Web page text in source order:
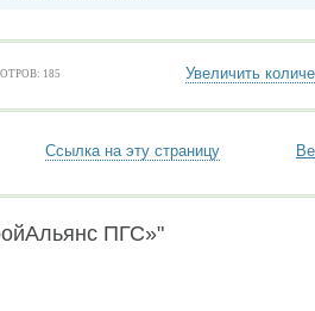
185 Увеличить
Ссылка на эту страницу
ПГС»"